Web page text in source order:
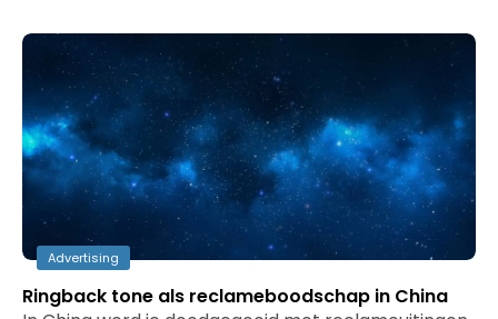
Advertising
Ringback tone als reclameboodschap in China